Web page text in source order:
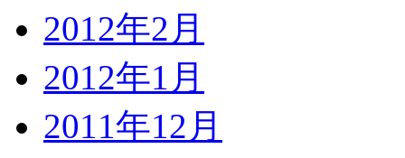
2012年2月
2012年1月
2011年12月